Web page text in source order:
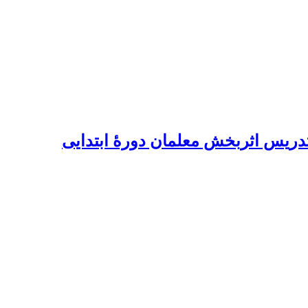
اثربخش معلمان دورۀ ابتدایی